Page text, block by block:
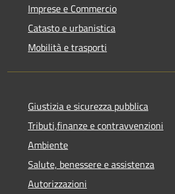
Imprese e Commercio
Catasto e urbanistica
Mobilità e trasporti
Giustizia e sicurezza pubblica
Tributi,finanze e contravvenzioni
Ambiente
Salute, benessere e assistenza
Autorizzazioni